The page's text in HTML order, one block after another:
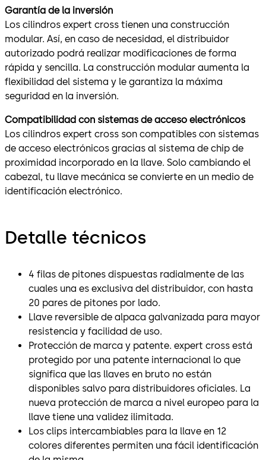
Garantía de la inversión
Los cilindros expert cross tienen una construcción
modular. Así, en caso de necesidad, el distribuidor
autorizado podrá realizar modificaciones de forma
rápida y sencilla. La construcción modular aumenta la
flexibilidad del sistema y le garantiza la máxima
seguridad en la inversión.
Compatibilidad con sistemas de acceso electrónicos
Los cilindros expert cross son compatibles con sistemas
de acceso electrónicos gracias al sistema de chip de
proximidad incorporado en la llave. Solo cambiando el
cabezal, tu llave mecánica se convierte en un medio de
identificación electrónico.
Detalle técnicos
4 filas de pitones dispuestas radialmente de las
cuales una es exclusiva del distribuidor, con hasta
20 pares de pitones por lado.
Llave reversible de alpaca galvanizada para mayor
resistencia y facilidad de uso.
Protección de marca y patente. expert cross está
protegido por una patente internacional lo que
significa que las llaves en bruto no están
disponibles salvo para distribuidores oficiales. La
nueva protección de marca a nivel europeo para la
llave tiene una validez ilimitada.
Los clips intercambiables para la llave en 12
colores diferentes permiten una fácil identificación